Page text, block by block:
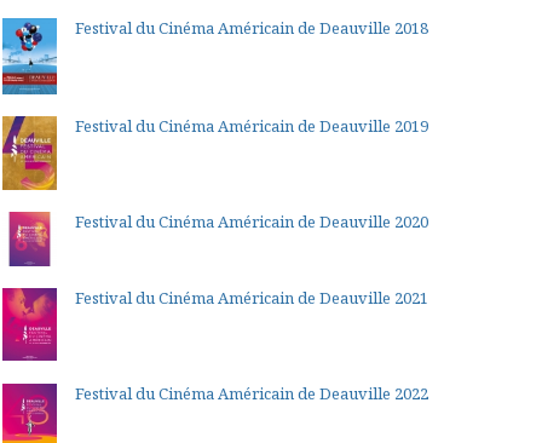
Festival du Cinéma Américain de Deauville 2018
Festival du Cinéma Américain de Deauville 2019
Festival du Cinéma Américain de Deauville 2020
Festival du Cinéma Américain de Deauville 2021
Festival du Cinéma Américain de Deauville 2022